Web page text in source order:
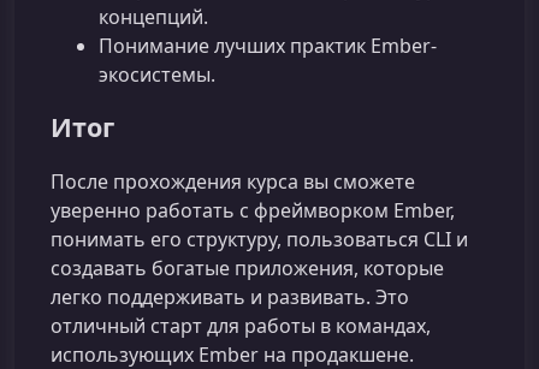
концепций.
Понимание лучших практик Ember-
экосистемы.
Итог
После прохождения курса вы сможете
уверенно работать с фреймворком Ember,
понимать его структуру, пользоваться CLI и
создавать богатые приложения, которые
легко поддерживать и развивать. Это
отличный старт для работы в командах,
использующих Ember на продакшене.